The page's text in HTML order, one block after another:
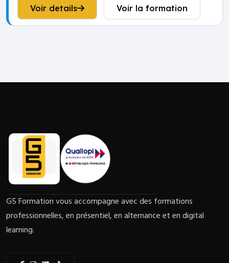
Voir details Voir la formation
G5 Formation vous accompagne avec des formations
professionnelles, en présentiel, en alternance et en digital
learning.